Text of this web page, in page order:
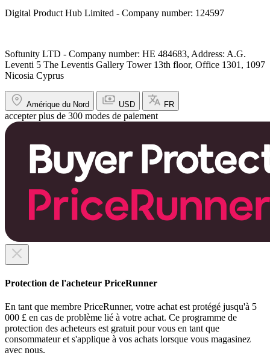
Digital Product Hub Limited - Company number: 124597
Softunity LTD - Company number: HE 484683, Address: A.G.
Leventi 5 The Leventis Gallery Tower 13th floor, Office 1301, 1097
Nicosia Cyprus
Amérique du Nord USD FR
accepter plus de 300 modes de paiement
Protection de l'acheteur PriceRunner
En tant que membre PriceRunner, votre achat est protégé jusqu'à 5
000 £ en cas de problème lié à votre achat. Ce programme de
protection des acheteurs est gratuit pour vous en tant que
consommateur et s'applique à vos achats lorsque vous magasinez
avec nous.